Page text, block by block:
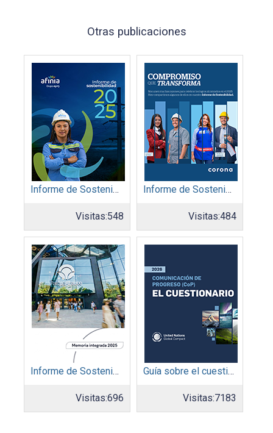
Otras publicaciones
Informe de Sostenibilidad 2025: Afinia filial del Grupo EPM
Visitas:548
Informe de Sostenibilidad 2025: Organización Corona
Visitas:484
Informe de Sostenibilidad 2025: Parque Arauco
Visitas:696
Guía sobre el cuestionario: Comunicación de Progreso
Visitas:7183